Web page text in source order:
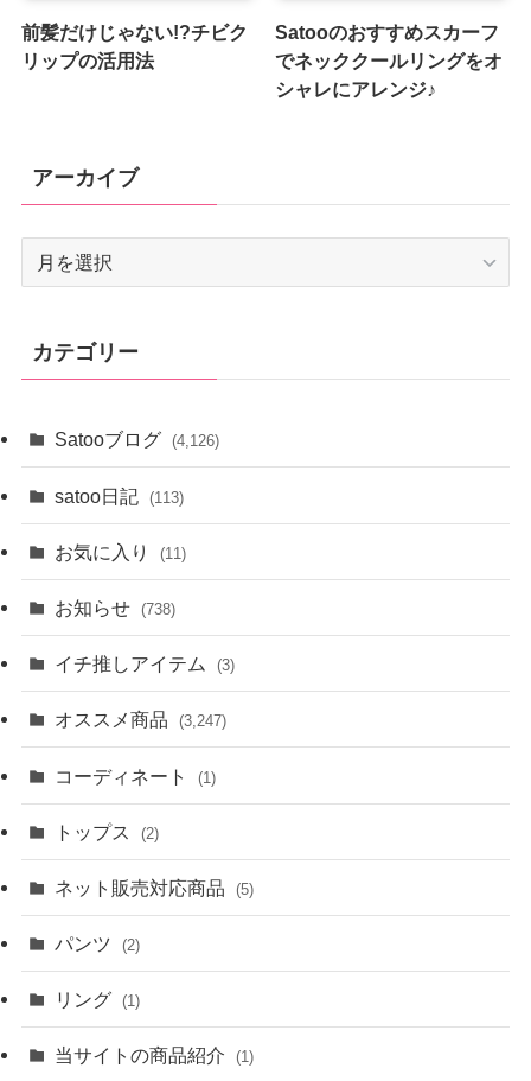
前髪だけじゃない!?チビク
リップの活用法
Satooのおすすめスカーフ
でネッククールリングをオ
シャレにアレンジ♪
アーカイブ
ブ
カテゴリー
Satooブログ (4,126)
satoo日記 (113)
お気に入り (11)
お知らせ (738)
イチ推しアイテム (3)
オススメ商品 (3,247)
コーディネート (1)
トップス (2)
ネット販売対応商品 (5)
パンツ (2)
リング (1)
当サイトの商品紹介 (1)